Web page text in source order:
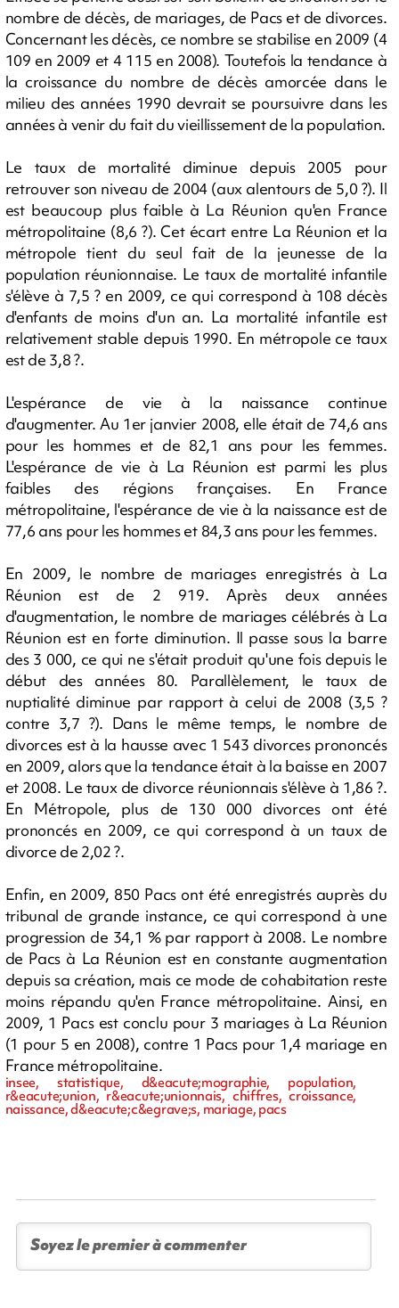
nombre de décès, de mariages, de Pacs et de divorces.
Concernant les décès, ce nombre se stabilise en 2009 (4
109 en 2009 et 4 115 en 2008). Toutefois la tendance à
la croissance du nombre de décès amorcée dans le
milieu des années 1990 devrait se poursuivre dans les
années à venir du fait du vieillissement de la population.
Le taux de mortalité diminue depuis 2005 pour
retrouver son niveau de 2004 (aux alentours de 5,0 ?). Il
est beaucoup plus faible à La Réunion qu'en France
métropolitaine (8,6 ?). Cet écart entre La Réunion et la
métropole tient du seul fait de la jeunesse de la
population réunionnaise. Le taux de mortalité infantile
s'élève à 7,5 ? en 2009, ce qui correspond à 108 décès
d'enfants de moins d'un an. La mortalité infantile est
relativement stable depuis 1990. En métropole ce taux
est de 3,8 ?.
L'espérance de vie à la naissance continue
d'augmenter. Au 1er janvier 2008, elle était de 74,6 ans
pour les hommes et de 82,1 ans pour les femmes.
L'espérance de vie à La Réunion est parmi les plus
faibles des régions françaises. En France
métropolitaine, l'espérance de vie à la naissance est de
77,6 ans pour les hommes et 84,3 ans pour les femmes.
En 2009, le nombre de mariages enregistrés à La
Réunion est de 2 919. Après deux années
d'augmentation, le nombre de mariages célébrés à La
Réunion est en forte diminution. Il passe sous la barre
des 3 000, ce qui ne s'était produit qu'une fois depuis le
début des années 80. Parallèlement, le taux de
nuptialité diminue par rapport à celui de 2008 (3,5 ?
contre 3,7 ?). Dans le même temps, le nombre de
divorces est à la hausse avec 1 543 divorces prononcés
en 2009, alors que la tendance était à la baisse en 2007
et 2008. Le taux de divorce réunionnais s'élève à 1,86 ?.
En Métropole, plus de 130 000 divorces ont été
prononcés en 2009, ce qui correspond à un taux de
divorce de 2,02 ?.
Enfin, en 2009, 850 Pacs ont été enregistrés auprès du
tribunal de grande instance, ce qui correspond à une
progression de 34,1 % par rapport à 2008. Le nombre
de Pacs à La Réunion est en constante augmentation
depuis sa création, mais ce mode de cohabitation reste
moins répandu qu'en France métropolitaine. Ainsi, en
2009, 1 Pacs est conclu pour 3 mariages à La Réunion
(1 pour 5 en 2008), contre 1 Pacs pour 1,4 mariage en
France métropolitaine.
insee, statistique, d&eacute;mographie, population,
r&eacute;union, r&eacute;unionnais, chiffres, croissance,
naissance, d&eacute;c&egrave;s, mariage, pacs